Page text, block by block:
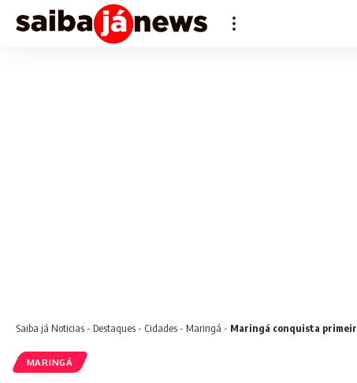
Saiba já Noticias- Destaques- Cidades- Maringá - Maringá conquista
MARINGÁ